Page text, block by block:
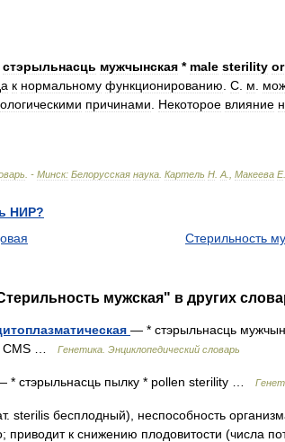
стэрыльнасць мужчынская * male sterility or
к нормальному функционированию С м
причинами Некоторое влияние
. - Минск: Белорусская наука Картель Н А Макеева Е.
НИР?
Стерильность
мужская" в других
— * стэрыльнасць
CMS …
Генетика. Энциклопедический словарь
* стэрыльнасць пылку * pollen sterility …
sterilis бесплодный), неспособность
приводит к снижению плодовитости (числа